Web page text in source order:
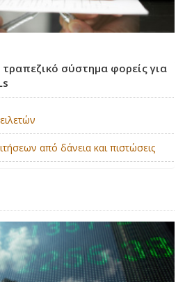
σύστημα φορείς για
από δάνεια και πιστώσεις